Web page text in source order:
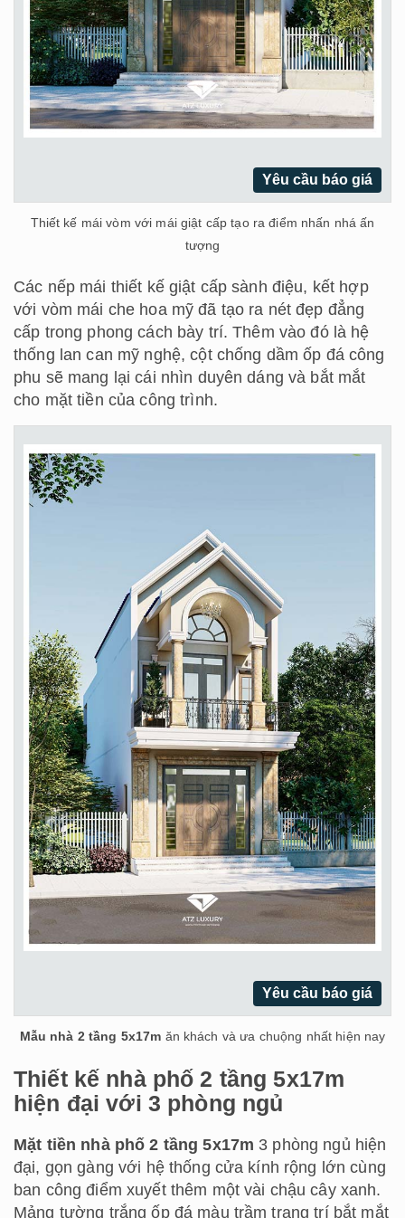
Yêu cầu báo giá
Thiết kế mái vòm với mái giật cấp tạo ra điểm nhấn nhá ấn
tượng
Các nếp mái thiết kế giật cấp sành điệu, kết hợp
với vòm mái che hoa mỹ đã tạo ra nét đẹp đẳng
cấp trong phong cách bày trí. Thêm vào đó là hệ
thống lan can mỹ nghệ, cột chống dầm ốp đá công
phu sẽ mang lại cái nhìn duyên dáng và bắt mắt
cho mặt tiền của công trình.
Yêu cầu báo giá
Mẫu nhà 2 tầng 5x17m ăn khách và ưa chuộng nhất hiện nay
Thiết kế nhà phố 2 tầng 5x17m
hiện đại với 3 phòng ngủ
Mặt tiền nhà phố 2 tầng 5x17m 3 phòng ngủ hiện
đại, gọn gàng với hệ thống cửa kính rộng lớn cùng
ban công điểm xuyết thêm một vài chậu cây xanh.
Mảng tường trắng ốp đá màu trầm trang trí bắt mắt